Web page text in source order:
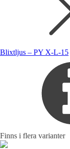
Blixtljus – PY X-L-15
Finns i flera varianter